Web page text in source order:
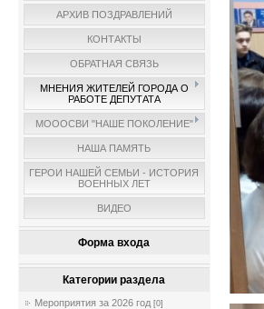
АРХИВ ПОЗДРАВЛЕНИЙ
КОНТАКТЫ
ОБРАТНАЯ СВЯЗЬ
МНЕНИЯ ЖИТЕЛЕЙ ГОРОДА О
РАБОТЕ ДЕПУТАТА
МОООСВИ "НАШЕ ПОКОЛЕНИЕ"
НАША ПАМЯТЬ
ГЕРОИ НАШЕЙ СЕМЬИ - ИСТОРИЯ
ВОЕННЫХ ЛЕТ
ВИДЕО
Форма входа
Категории раздела
Мероприятия за 2026 год [0]